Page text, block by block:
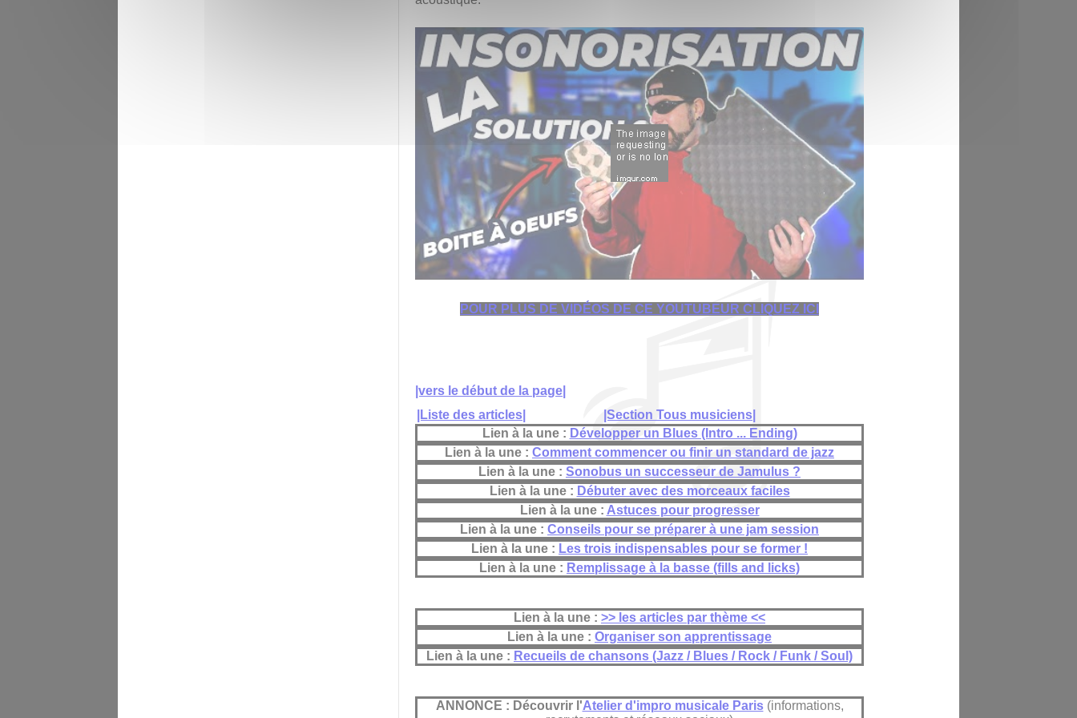
POUR PLUS DE VIDÉOS DE CE YOUTUBEUR CLIQUEZ ICI
|vers le début de la page|
|Liste des articles|
|Section Tous musiciens|
Lien à la une : Développer un Blues (Intro ... Ending)
Lien à la une : Comment commencer ou finir un standard de jazz
Lien à la une : Sonobus un successeur de Jamulus ?
Lien à la une : Débuter avec des morceaux faciles
Lien à la une : Astuces pour progresser
Lien à la une : Conseils pour se préparer à une jam session
Lien à la une : Les trois indispensables pour se former !
Lien à la une : Remplissage à la basse (fills and licks)
Lien à la une : >> les articles par thème <<
Lien à la une : Organiser son apprentissage
Lien à la une : Recueils de chansons (Jazz / Blues / Rock / Funk / Soul)
ANNONCE : Découvrir l'Atelier d'impro musicale Paris(informations,